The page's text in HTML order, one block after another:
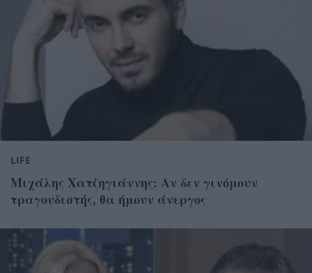
LIFE
Μιχάλης Χατζηγιάννης: Αν δεν γινόμουν
τραγουδιστής, θα ήμουν άνεργος